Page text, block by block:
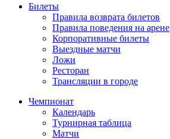
Билеты
Правила возврата билетов
Правила поведения на арене
Корпоративные билеты
Выездные матчи
Ложи
Ресторан
Трансляции в городе
Чемпионат
Календарь
Турнирная таблица
Матчи